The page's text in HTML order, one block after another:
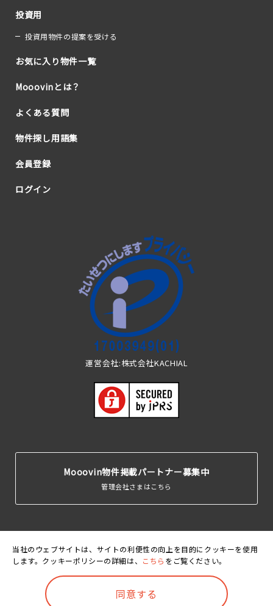
当社のウェブサイトは、サイトの利便性の向上を目的にクッキーを使用
します。クッキーポリシーの詳細は、
こちら をご覧ください。
同意する
投資用
投資用物件の提案を受ける
お気に入り物件一覧
Mooovinとは？
よくある質問
物件探し用語集
会員登録
ログイン
運営会社:株式会社KACHIAL
Mooovin物件掲載パートナー募集中
管理会社さまはこちら
運営会 利用規 個人情報保護 クッキーポリ 賃貸住宅居住者総
©Mooovin. All rights reserved.